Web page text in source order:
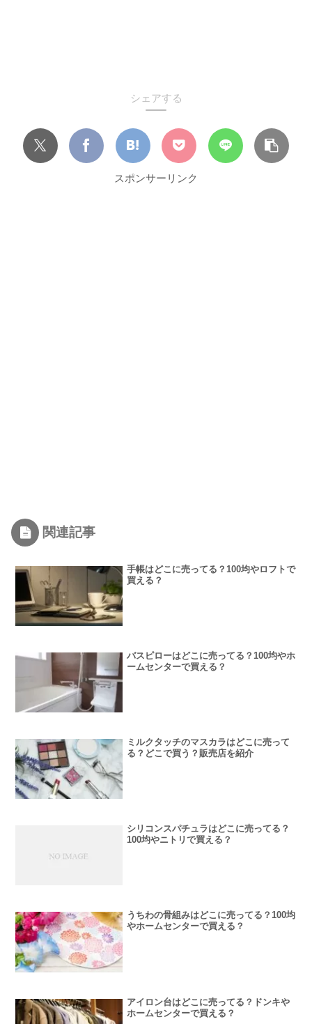
シェアする
スポンサーリンク
関連記事
手帳はどこに売ってる？100均やロフトで
買える？
バスピローはどこに売ってる？100均やホ
ームセンターで買える？
ミルクタッチのマスカラはどこに売って
る？どこで買う？販売店を紹介
シリコンスパチュラはどこに売ってる？
100均やニトリで買える？
うちわの骨組みはどこに売ってる？100均
やホームセンターで買える？
アイロン台はどこに売ってる？ドンキや
ホームセンターで買える？